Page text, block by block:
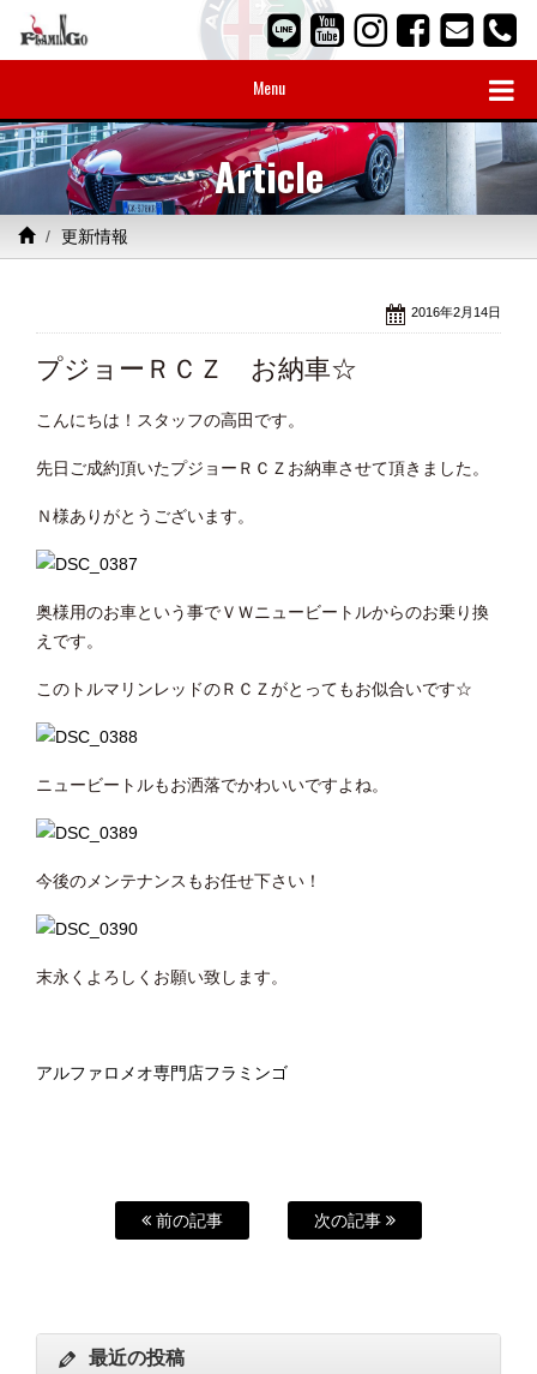
Menu
Article
更新情報
2016年2月14日
プジョーＲＣＺ お納車☆
こんにちは！スタッフの高田です。
先日ご成約頂いたプジョーＲＣＺお納車させて頂きました。
Ｎ様ありがとうございます。
奥様用のお車という事でＶＷニュービートルからのお乗り換
えです。
このトルマリンレッドのＲＣＺがとってもお似合いです☆
ニュービートルもお洒落でかわいいですよね。
今後のメンテナンスもお任せ下さい！
末永くよろしくお願い致します。
アルファロメオ専門店フラミンゴ
前の記事 次の記事
最近の投稿